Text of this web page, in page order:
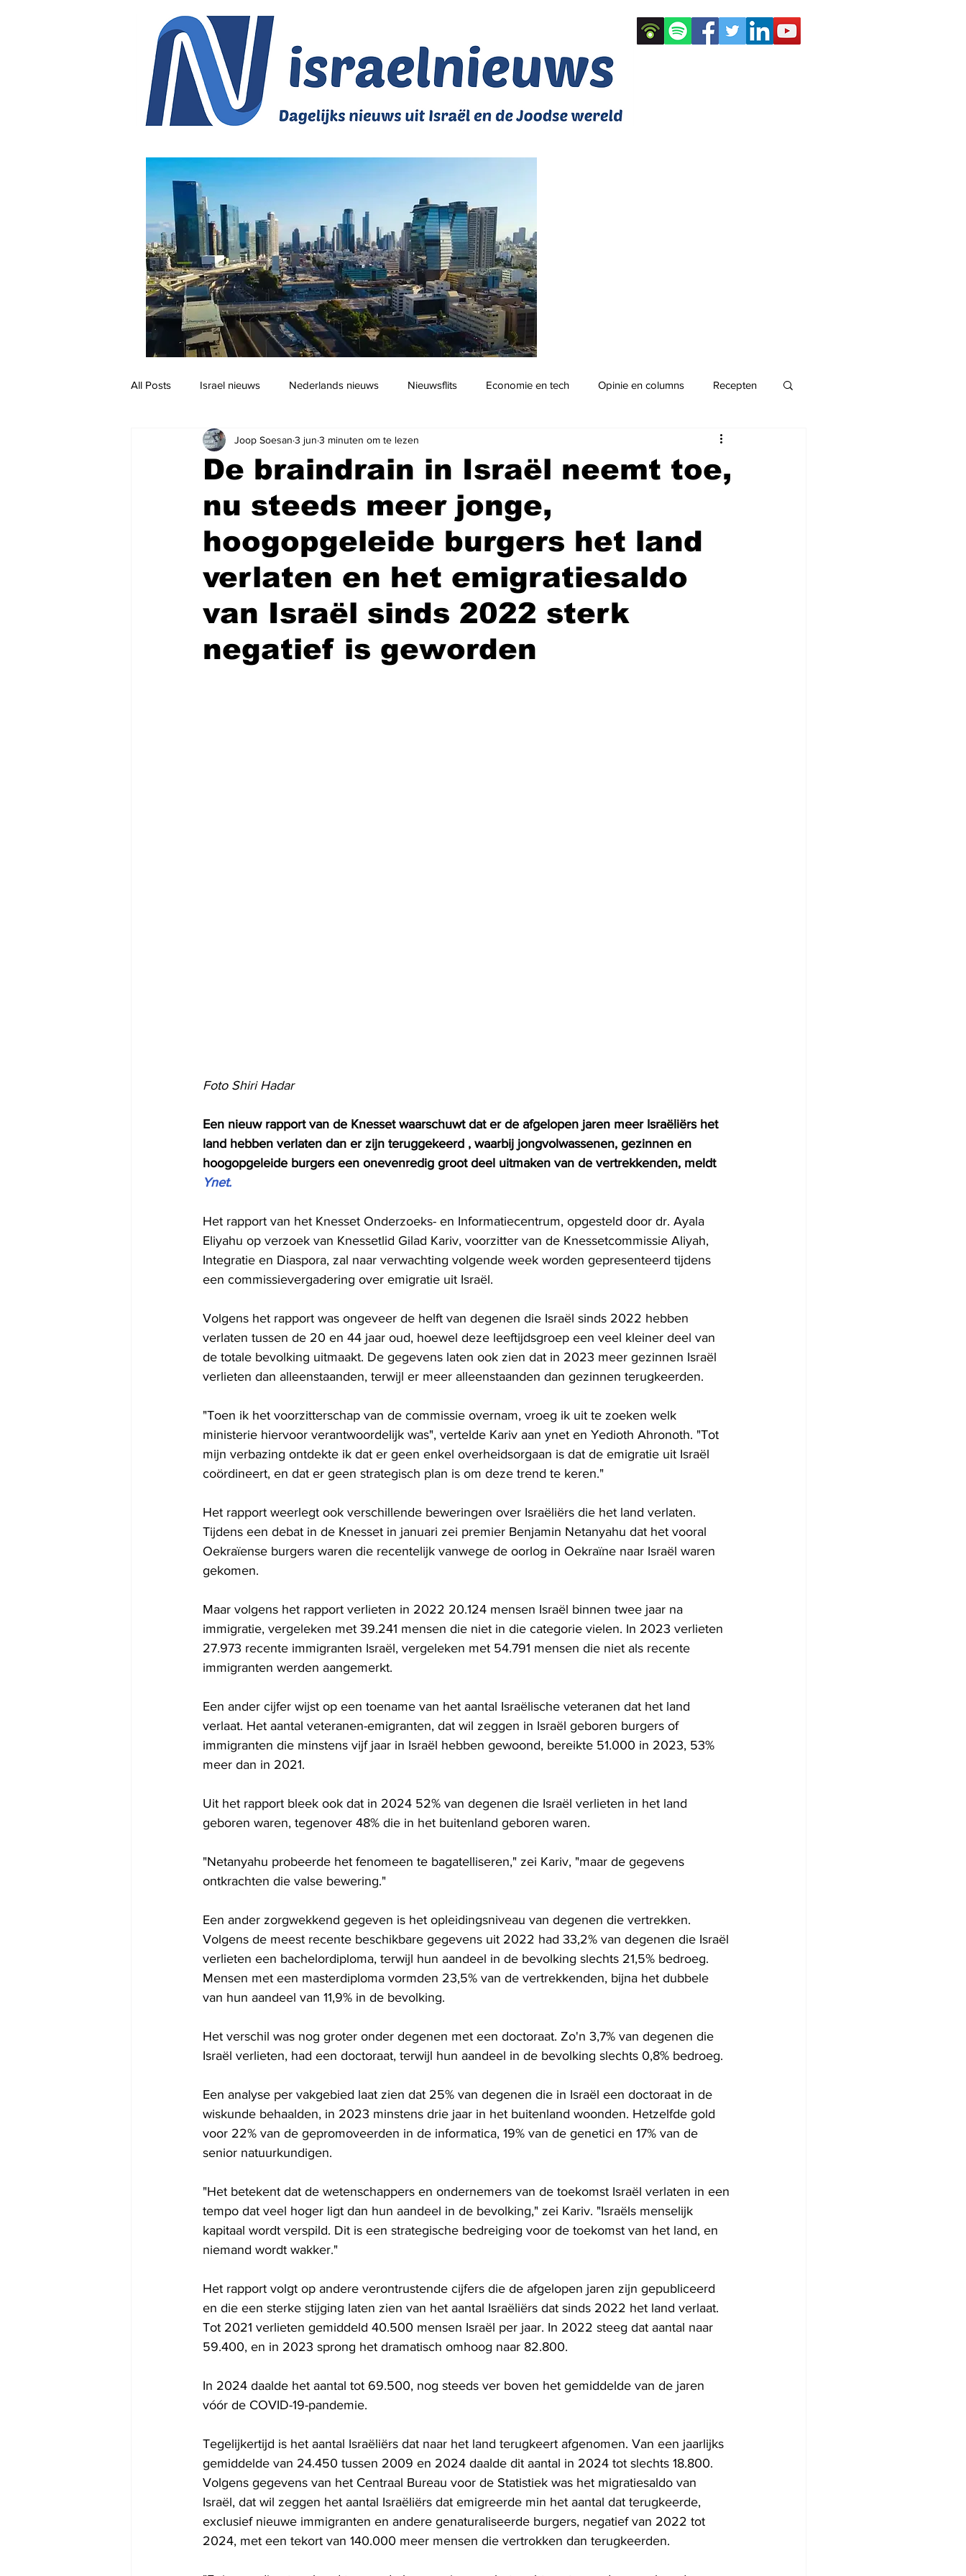
All Posts Israel nieuws Nederlands nieuws Nieuwsflits Economie en tech Opinie en columns Recepten
Jodendom en cultuur Podcast
De braindrain in Israël neemt toe,
nu steeds meer jonge,
hoogopgeleide burgers het land
verlaten en het emigratiesaldo
van Israël sinds 2022 sterk
negatief is geworden
Joop Soesan 3 jun 3 minuten om te lezen
Foto Shiri Hadar
Een nieuw rapport van de Knesset waarschuwt dat er de afgelopen jaren meer Israëliërs het
land hebben verlaten dan er zijn teruggekeerd , waarbij jongvolwassenen, gezinnen en
hoogopgeleide burgers een onevenredig groot deel uitmaken van de vertrekkenden, meldt
Ynet.
Het rapport van het Knesset Onderzoeks- en Informatiecentrum, opgesteld door dr. Ayala
Eliyahu op verzoek van Knessetlid Gilad Kariv, voorzitter van de Knessetcommissie Aliyah,
Integratie en Diaspora, zal naar verwachting volgende week worden gepresenteerd tijdens
een commissievergadering over emigratie uit Israël.
Volgens het rapport was ongeveer de helft van degenen die Israël sinds 2022 hebben
verlaten tussen de 20 en 44 jaar oud, hoewel deze leeftijdsgroep een veel kleiner deel van
de totale bevolking uitmaakt. De gegevens laten ook zien dat in 2023 meer gezinnen Israël
verlieten dan alleenstaanden, terwijl er meer alleenstaanden dan gezinnen terugkeerden.
"Toen ik het voorzitterschap van de commissie overnam, vroeg ik uit te zoeken welk
ministerie hiervoor verantwoordelijk was", vertelde Kariv aan ynet en Yedioth Ahronoth. "Tot
mijn verbazing ontdekte ik dat er geen enkel overheidsorgaan is dat de emigratie uit Israël
coördineert, en dat er geen strategisch plan is om deze trend te keren."
Het rapport weerlegt ook verschillende beweringen over Israëliërs die het land verlaten.
Tijdens een debat in de Knesset in januari zei premier Benjamin Netanyahu dat het vooral
Oekraïense burgers waren die recentelijk vanwege de oorlog in Oekraïne naar Israël waren
gekomen.
Maar volgens het rapport verlieten in 2022 20.124 mensen Israël binnen twee jaar na
immigratie, vergeleken met 39.241 mensen die niet in die categorie vielen. In 2023 verlieten
27.973 recente immigranten Israël, vergeleken met 54.791 mensen die niet als recente
immigranten werden aangemerkt.
Een ander cijfer wijst op een toename van het aantal Israëlische veteranen dat het land
verlaat. Het aantal veteranen-emigranten, dat wil zeggen in Israël geboren burgers of
immigranten die minstens vijf jaar in Israël hebben gewoond, bereikte 51.000 in 2023, 53%
meer dan in 2021.
Uit het rapport bleek ook dat in 2024 52% van degenen die Israël verlieten in het land
geboren waren, tegenover 48% die in het buitenland geboren waren.
"Netanyahu probeerde het fenomeen te bagatelliseren," zei Kariv, "maar de gegevens
ontkrachten die valse bewering."
Een ander zorgwekkend gegeven is het opleidingsniveau van degenen die vertrekken.
Volgens de meest recente beschikbare gegevens uit 2022 had 33,2% van degenen die Israël
verlieten een bachelordiploma, terwijl hun aandeel in de bevolking slechts 21,5% bedroeg.
Mensen met een masterdiploma vormden 23,5% van de vertrekkenden, bijna het dubbele
van hun aandeel van 11,9% in de bevolking.
Het verschil was nog groter onder degenen met een doctoraat. Zo'n 3,7% van degenen die
Israël verlieten, had een doctoraat, terwijl hun aandeel in de bevolking slechts 0,8% bedroeg.
Een analyse per vakgebied laat zien dat 25% van degenen die in Israël een doctoraat in de
wiskunde behaalden, in 2023 minstens drie jaar in het buitenland woonden. Hetzelfde gold
voor 22% van de gepromoveerden in de informatica, 19% van de genetici en 17% van de
senior natuurkundigen.
"Het betekent dat de wetenschappers en ondernemers van de toekomst Israël verlaten in een
tempo dat veel hoger ligt dan hun aandeel in de bevolking," zei Kariv. "Israëls menselijk
kapitaal wordt verspild. Dit is een strategische bedreiging voor de toekomst van het land, en
niemand wordt wakker."
Het rapport volgt op andere verontrustende cijfers die de afgelopen jaren zijn gepubliceerd
en die een sterke stijging laten zien van het aantal Israëliërs dat sinds 2022 het land verlaat.
Tot 2021 verlieten gemiddeld 40.500 mensen Israël per jaar. In 2022 steeg dat aantal naar
59.400, en in 2023 sprong het dramatisch omhoog naar 82.800.
In 2024 daalde het aantal tot 69.500, nog steeds ver boven het gemiddelde van de jaren
vóór de COVID-19-pandemie.
Tegelijkertijd is het aantal Israëliërs dat naar het land terugkeert afgenomen. Van een jaarlijks
gemiddelde van 24.450 tussen 2009 en 2024 daalde dit aantal in 2024 tot slechts 18.800.
Volgens gegevens van het Centraal Bureau voor de Statistiek was het migratiesaldo van
Israël, dat wil zeggen het aantal Israëliërs dat emigreerde min het aantal dat terugkeerde,
exclusief nieuwe immigranten en andere genaturaliseerde burgers, negatief van 2022 tot
2024, met een tekort van 140.000 meer mensen die vertrokken dan terugkeerden.